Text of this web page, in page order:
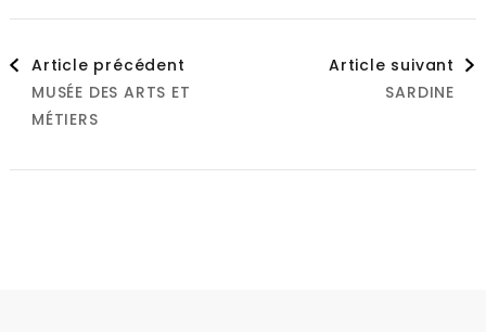
Navigation
d'article
Article précédent
MUSÉE DES ARTS ET
MÉTIERS
Article suivant
SARDINE